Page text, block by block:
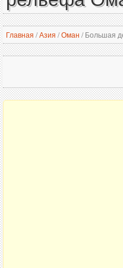
Главная /Азия /Оман /Большая